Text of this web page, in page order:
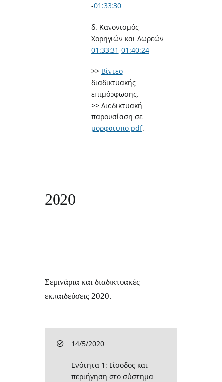
-01:33:30
δ. Κανονισμός
Χορηγιών και Δωρεών
01:33:31​-01:40:24
>> Βίντεο
διαδικτυακής
επιμόρφωσης.
>> Διαδικτυακή
παρουσίαση σε
μορφότυπο pdf.
2020
Σεμινάρια και διαδικτυακές
εκπαιδεύσεις 2020.
14/5/2020
Ενότητα 1: Είσοδος και
περιήγηση στο σύστημα